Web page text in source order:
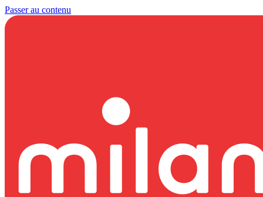
Passer au contenu